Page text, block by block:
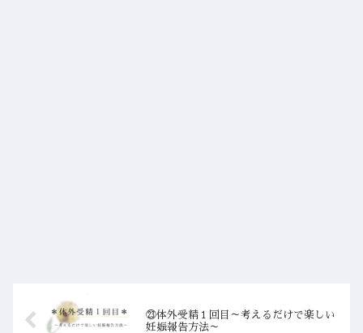
㉓体外受精１回目～考えるだけで楽しい
妊娠報告方法～